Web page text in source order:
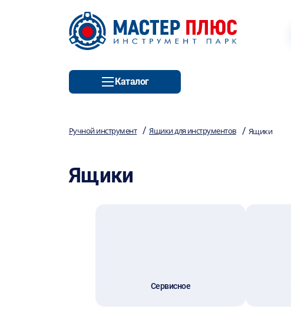
Каталог
Ручной инструмент /Ящики для инструментов / Ящики
Ящики
Сервисное